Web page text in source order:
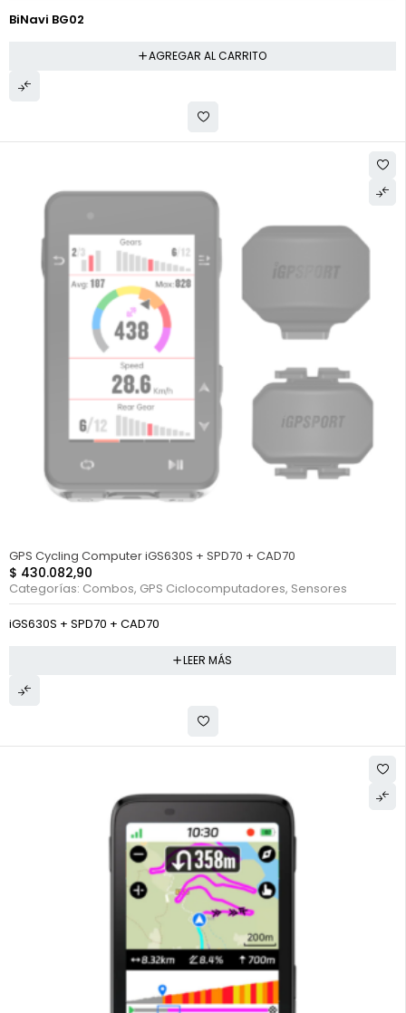
BiNavi BG02
AGREGAR AL CARRITO
GPS Cycling Computer iGS630S + SPD70 + CAD70
$ 430.082,90
Categorías: Combos, GPS Ciclocomputadores, Sensores
iGS630S + SPD70 + CAD70
LEER MÁS